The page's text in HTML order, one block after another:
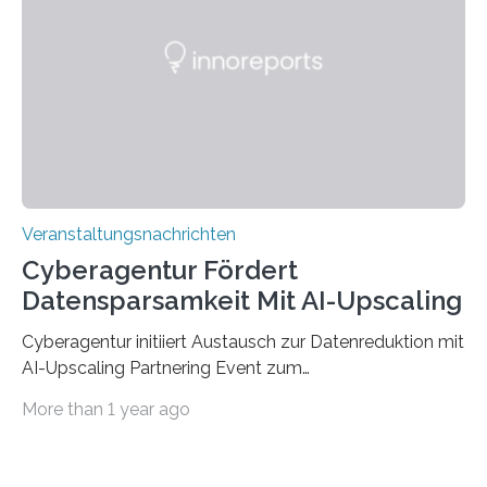
„QUAZAR“ mit insgesamt 1,15 Millionen Euro über vier
Veranstaltungsnachrichten
Cyberagentur Fördert
Datensparsamkeit Mit AI-Upscaling
Cyberagentur initiiert Austausch zur Datenreduktion mit
AI-Upscaling Partnering Event zum
innovative DatenverarbeitungDie Agentur für
More than 1 year ago